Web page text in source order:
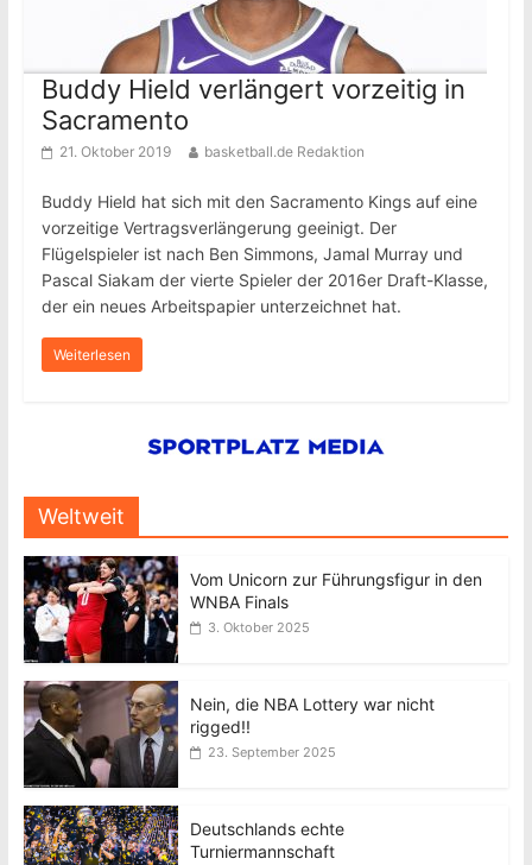
Buddy Hield verlängert vorzeitig in
Sacramento
21. Oktober 2019 basketball.de Redaktion
Buddy Hield hat sich mit den Sacramento Kings auf eine
vorzeitige Vertragsverlängerung geeinigt. Der
Flügelspieler ist nach Ben Simmons, Jamal Murray und
Pascal Siakam der vierte Spieler der 2016er Draft-Klasse,
der ein neues Arbeitspapier unterzeichnet hat.
Weiterlesen
Weltweit
Vom Unicorn zur Führungsfigur in den
WNBA Finals
3. Oktober 2025
Nein, die NBA Lottery war nicht
rigged!!
23. September 2025
Deutschlands echte
Turniermannschaft